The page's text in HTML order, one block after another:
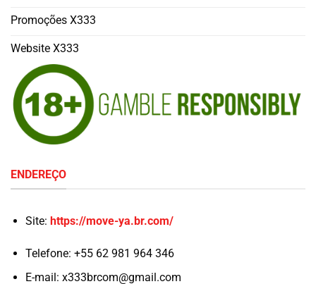
Promoções X333
Website X333
ENDEREÇO
Site: https://move-ya.br.com/
Telefone: +55 62 981 964 346
E-mail: x333brcom@gmail.com